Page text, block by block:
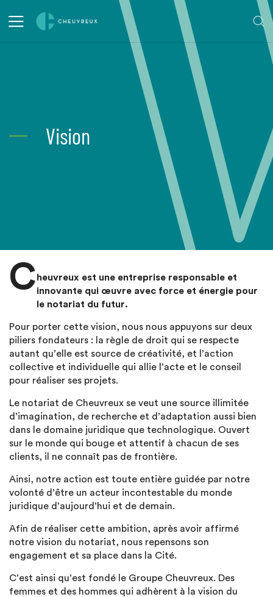
Vision
C heuvreux est une entreprise responsable et
innovante qui œuvre avec force et énergie pour
le notariat du futur.
Pour porter cette vision, nous nous appuyons sur deux
piliers fondateurs : la règle de droit qui se respecte
autant qu’elle est source de créativité, et l’action
collective et individuelle qui allie l’acte et le conseil
pour réaliser ses projets.
Le notariat de Cheuvreux se veut une source illimitée
d’imagination, de recherche et d’adaptation aussi bien
dans le domaine juridique que technologique. Ouvert
sur le monde qui bouge et attentif à chacun de ses
clients, il ne connaît pas de frontière.
Ainsi, notre action est toute entière guidée par notre
volonté d’être un acteur incontestable du monde
juridique d’aujourd’hui et de demain.
Afin de réaliser cette ambition, après avoir affirmé
notre vision du notariat, nous repensons son
engagement et sa place dans la Cité.
C’est ainsi qu’est fondé le Groupe Cheuvreux. Des
femmes et des hommes qui adhèrent à la vision du